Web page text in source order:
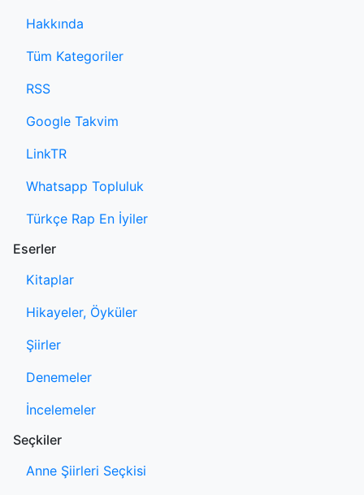
Hakkında
Tüm Kategoriler
RSS
Google Takvim
LinkTR
Whatsapp Topluluk
Türkçe Rap En İyiler
Eserler
Kitaplar
Hikayeler, Öyküler
Şiirler
Denemeler
İncelemeler
Seçkiler
Anne Şiirleri Seçkisi